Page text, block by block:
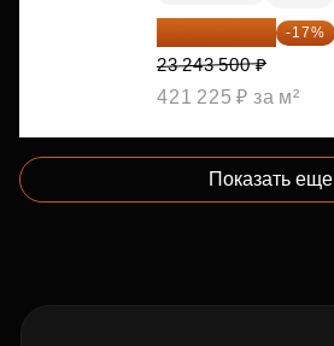
19 292 105 ₽ -17%
23 243 500 ₽
421 225 ₽ за м²
Показать еще